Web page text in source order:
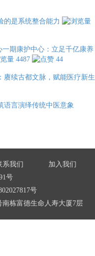
的是系统整合能力
期康护中心：立足千亿康养
4487 44
赓续古都文脉，赋能医疗新生
语言演绎传统中医意象
系我们
加入我们
号
号
栋富德生命人寿大厦7层